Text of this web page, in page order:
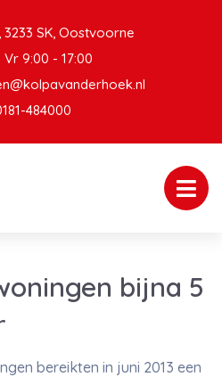
SK, Oostvoorne
Vr 9:00 - 17:00
484000
bijna 5
bereikten in juni 2013 een